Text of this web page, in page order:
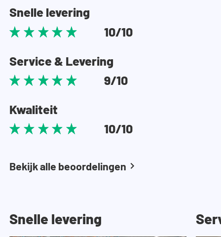
Snelle levering
10/10
Service & Levering
9/10
Kwaliteit
10/10
Bekijk alle beoordelingen
Snelle levering